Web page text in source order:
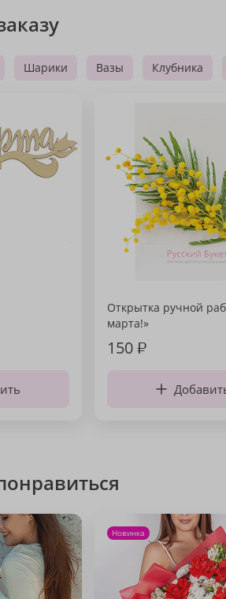
Шарики Вазы Клубника
Открытка ручной
марта!»
150₽
Новинка